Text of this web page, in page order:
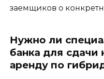
заемщиков о
Нужно ли
банка для
аренду по